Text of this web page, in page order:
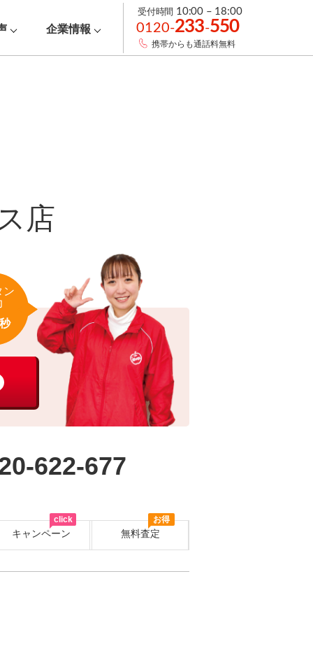
企業情報
受付時間 10:00 – 18:00
0120-233-550
携帯からも通話料無料
店
ン
秒
622-677
キャンペーン
お得
無料査定
click